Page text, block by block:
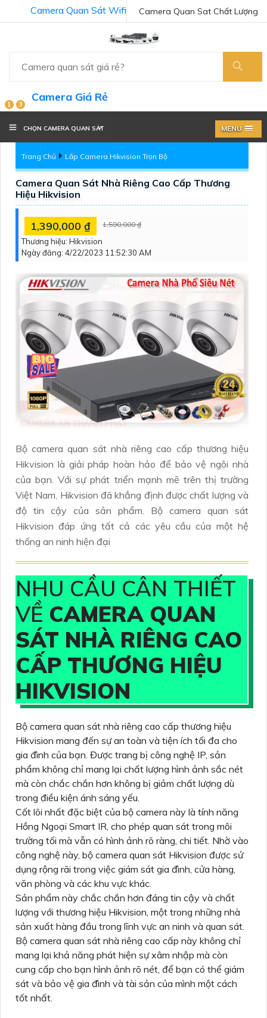
Camera Quan Sat Chất Lượng
Camera Quan Sát Wifi
1 3
Camera Giá Rẻ
CHỌN CAMERA QUAN SÁT MENU
Trang Chủ Lắp Camera Hikvision Trọn Bộ
Camera Quan Sát Nhà Riêng Cao Cấp Thương
Hiệu Hikvision
1,390,000 ₫ 1,590,000 ₫
Thương hiệu: Hikvision
Ngày đăng: 4/22/2023 11:52:30 AM
Bộ camera quan sát nhà riêng cao cấp thương hiệu
Hikvision là giải pháp hoàn hảo để bảo vệ ngôi nhà
của bạn. Với sự phát triển mạnh mẽ trên thị trường
Việt Nam, Hikvision đã khẳng định được chất lượng và
độ tin cậy của sản phẩm. Bộ camera quan sát
Hikvision đáp ứng tất cả các yêu cầu của một hệ
thống an ninh hiện đại
NHU CẦU CÂN THIẾT
VỀ CAMERA QUAN
SÁT NHÀ RIÊNG CAO
CẤP THƯƠNG HIỆU
HIKVISION
Bộ camera quan sát nhà riêng cao cấp thương hiệu
Hikvision mang đến sự an toàn và tiện ích tối đa cho
gia đình của bạn. Được trang bị công nghệ IP, sản
phẩm không chỉ mang lại chất lượng hình ảnh sắc nét
mà còn chắc chắn hơn không bị giảm chất lượng dù
trong điều kiện ánh sáng yếu.
Cốt lõi nhất đặc biệt của bộ camera này là tính năng
Hồng Ngoại Smart IR, cho phép quan sát trong môi
trường tối mà vẫn có hình ảnh rõ ràng, chi tiết. Nhờ vào
công nghệ này, bộ camera quan sát Hikvision được sử
dụng rộng rãi trong việc giám sát gia đình, cửa hàng,
văn phòng và các khu vực khác.
Sản phẩm này chắc chắn hơn đáng tin cậy và chất
lượng với thương hiệu Hikvision, một trong những nhà
sản xuất hàng đầu trong lĩnh vực an ninh và quan sát.
Bộ camera quan sát nhà riêng cao cấp này không chỉ
mang lại khả năng phát hiện sự xâm nhập mà còn
cung cấp cho bạn hình ảnh rõ nét, để bạn có thể giám
sát và bảo vệ gia đình và tài sản của mình một cách
tốt nhất.